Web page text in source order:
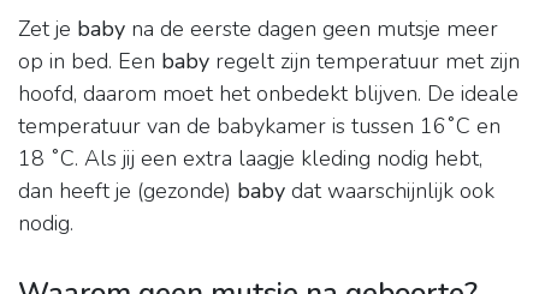
Zet je baby na de eerste dagen geen mutsje meer
op in bed. Een baby regelt zijn temperatuur met zijn
hoofd, daarom moet het onbedekt blijven. De ideale
temperatuur van de babykamer is tussen 16˚C en
18 ˚C. Als jij een extra laagje kleding nodig hebt,
dan heeft je (gezonde) baby dat waarschijnlijk ook
nodig.